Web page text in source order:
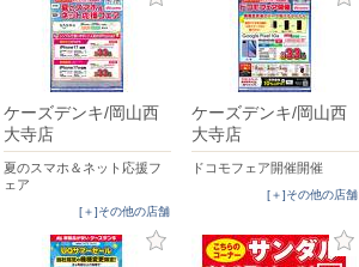
ケーズデンキ/岡山西
大寺店
夏のスマホ＆ネット応援フ
ェア
[＋]その他の店舗
ケーズデンキ/岡山西
大寺店
ドコモフェア開催開催
[＋]その他の店舗